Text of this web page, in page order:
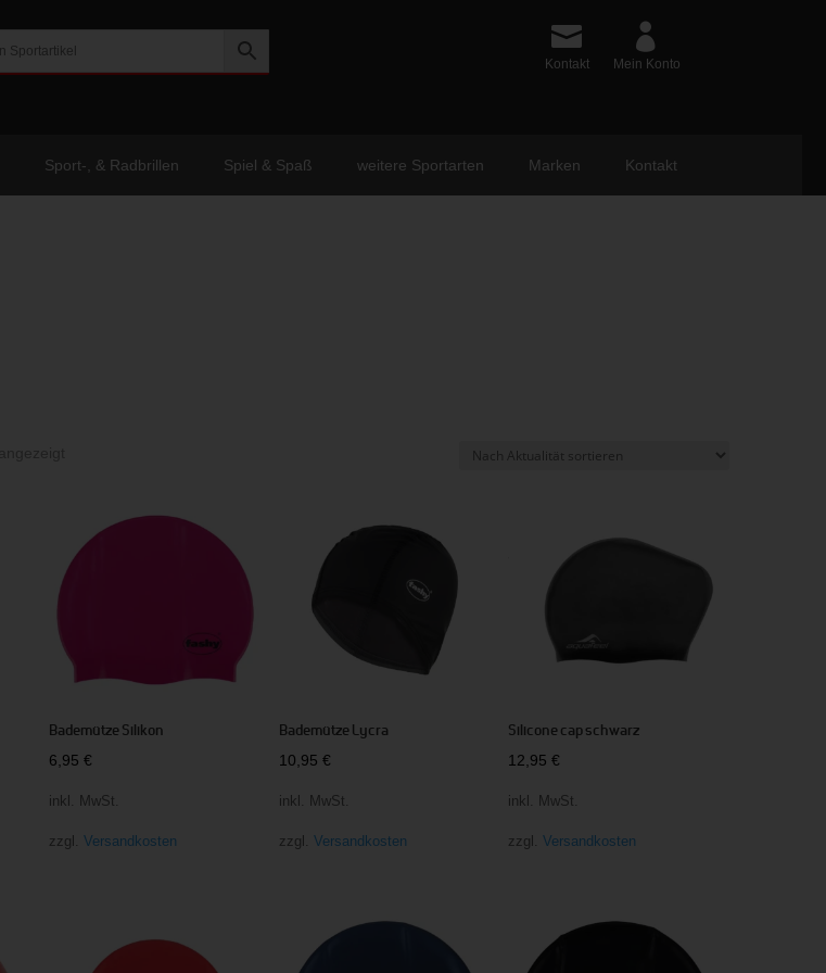
Kontakt Mein Konto
Sport-, & Radbrillen Spiel & Spaß weitere Sportarten Marken Kontakt
Bademütze Silikon
6,95 €
inkl. MwSt.
zzgl. Versandkosten
Bademütze Lycra
10,95 €
inkl. MwSt.
zzgl. Versandkosten
Silicone cap schwarz
12,95€
inkl. MwSt.
zzgl.Versandkosten